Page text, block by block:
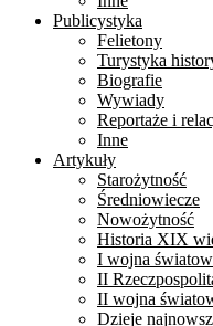
Publicystyka
Felietony
Turystyka
Biografie
Wywiady
Reportaże i
Inne
Artykuły
Starożytność
Średniowiecze
Nowożytność
Historia XIX
I wojna
II
II wojna
Dzieje